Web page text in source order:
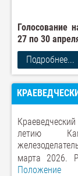
Голосование
27 по 30
Подробнее...
летию
марта 2026.
Положение